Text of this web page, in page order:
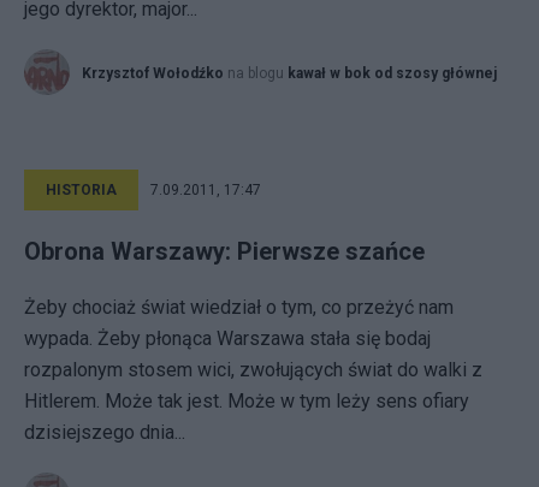
jego dyrektor, major...
Krzysztof Wołodźko na blogu kawał w bok od szosy głównej
HISTORIA 7.09.2011, 17:47
Obrona Warszawy: Pierwsze szańce
Żeby chociaż świat wiedział o tym, co przeżyć nam
wypada. Żeby płonąca Warszawa stała się bodaj
rozpalonym stosem wici, zwołujących świat do walki z
Hitlerem. Może tak jest. Może w tym leży sens ofiary
dzisiejszego dnia...